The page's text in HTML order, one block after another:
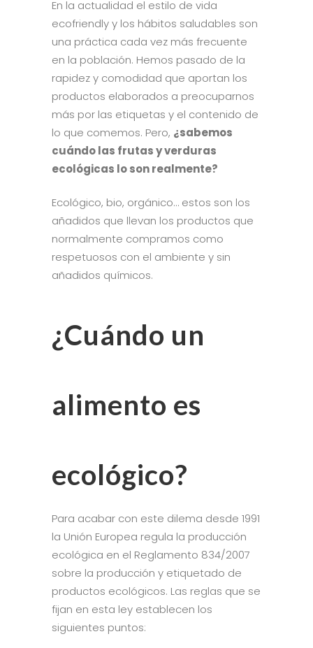
En la actualidad el estilo de vida
ecofriendly y los hábitos saludables son
una práctica cada vez más frecuente
en la población. Hemos pasado de la
rapidez y comodidad que aportan los
productos elaborados a preocuparnos
más por las etiquetas y el contenido de
lo que comemos. Pero, ¿sabemos
cuándo las frutas y verduras
ecológicas lo son realmente?
Ecológico, bio, orgánico… estos son los
añadidos que llevan los productos que
normalmente compramos como
respetuosos con el ambiente y sin
añadidos químicos.
¿Cuándo un
alimento es
ecológico?
Para acabar con este dilema desde 1991
la Unión Europea regula la producción
ecológica en el Reglamento 834/2007
sobre la producción y etiquetado de
productos ecológicos. Las reglas que se
fijan en esta ley establecen los
siguientes puntos: